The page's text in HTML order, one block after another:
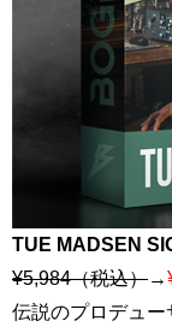
TUE MADSEN
¥5,984（税込）→
伝説のプロデュー